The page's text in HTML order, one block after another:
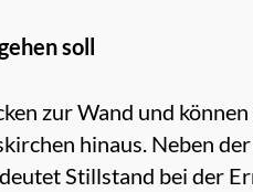
soll
zur Wand und
hinaus. Neben
Stillstand bei der